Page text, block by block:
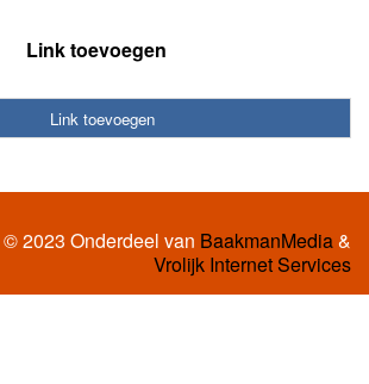
Link toevoegen
Link toevoegen
2023 Onderdeel van BaakmanMedia&
Vrolijk Internet Services